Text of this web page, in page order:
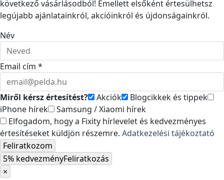
következő vásárlásodból! Emellett elsőként értesülhetsz
legújabb ajánlatainkról, akcióinkról és újdonságainkról.
Név
Email cím *
Miről kérsz értesítést? Akciók
Blogcikkek és tippek
iPhone hírek
Samsung / Xiaomi hírek
Elfogadom, hogy a Fixity hírlevelet és kedvezményes
értesítéseket küldjön részemre. Adatkezelési tájékoztató
Feliratkozom
5% kedvezményFeliratkozás
×